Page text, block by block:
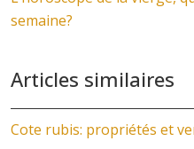
semaine?
Articles similaires
Cote rubis: propriétés et